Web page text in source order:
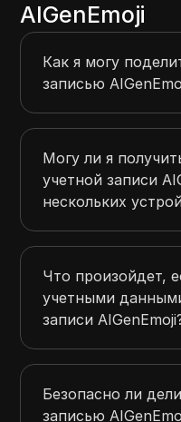
AIGenEmoji
Как я могу
записью
Могу ли я
учетной записи
нескольких
Что произойдет,
учетными
записи
Безопасно ли
записью